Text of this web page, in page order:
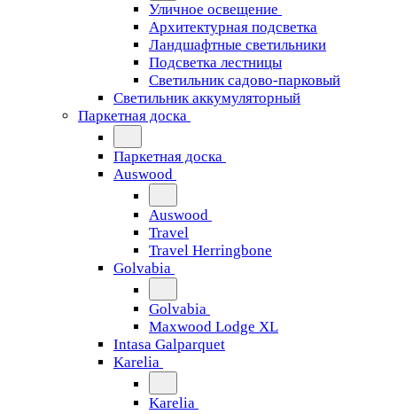
Уличное освещение
Архитектурная подсветка
Ландшафтные светильники
Подсветка лестницы
Светильник садово-парковый
Светильник аккумуляторный
Паркетная доска
Паркетная доска
Auswood
Auswood
Travel
Travel Herringbone
Golvabia
Golvabia
Maxwood Lodge XL
Intasa Galparquet
Karelia
Karelia